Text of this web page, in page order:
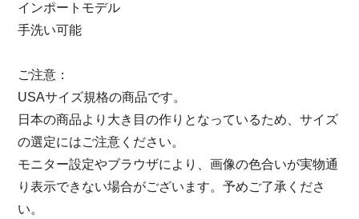
インポートモデル
手洗い可能
ご注意：
USAサイズ規格の商品です。
日本の商品より大き目の作りとなっているため、サイズ
の選定にはご注意ください。
モニター設定やブラウザにより、画像の色合いが実物通
り表示できない場合がございます。予めご了承くださ
い。